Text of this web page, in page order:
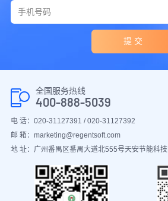
提 交
全国服务热线
400-888-5039
电 话：020-31127391 / 020-31127392
邮 箱：marketing@regentsoft.com
地 址：广州番禺区番禺大道北555号天安节能科